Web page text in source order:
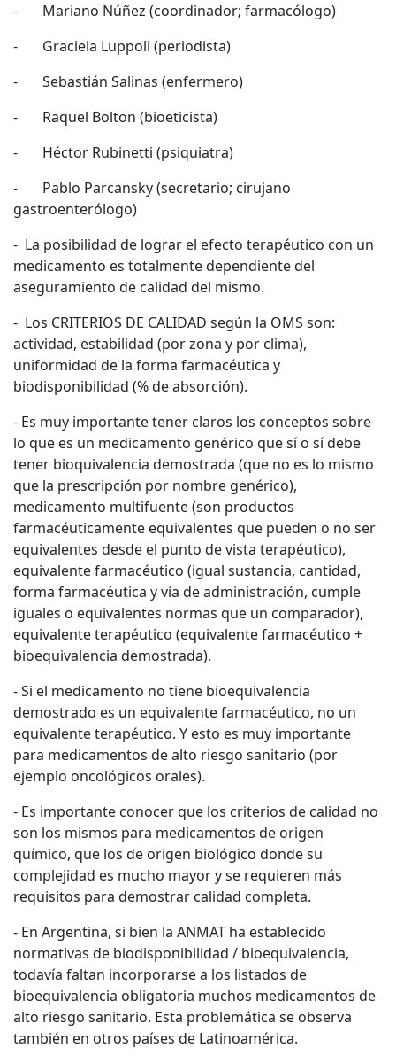
- Mariano Núñez (coordinador; farmacólogo)
- Graciela Luppoli (periodista)
- Sebastián Salinas (enfermero)
- Raquel Bolton (bioeticista)
- Héctor Rubinetti (psiquiatra)
- Pablo Parcansky (secretario; cirujano
gastroenterólogo)
- La posibilidad de lograr el efecto terapéutico con un
medicamento es totalmente dependiente del
aseguramiento de calidad del mismo.
- Los CRITERIOS DE CALIDAD según la OMS son:
actividad, estabilidad (por zona y por clima),
uniformidad de la forma farmacéutica y
biodisponibilidad (% de absorción).
- Es muy importante tener claros los conceptos sobre
lo que es un medicamento genérico que sí o sí debe
tener bioquivalencia demostrada (que no es lo mismo
que la prescripción por nombre genérico),
medicamento multifuente (son productos
farmacéuticamente equivalentes que pueden o no ser
equivalentes desde el punto de vista terapéutico),
equivalente farmacéutico (igual sustancia, cantidad,
forma farmacéutica y vía de administración, cumple
iguales o equivalentes normas que un comparador),
equivalente terapéutico (equivalente farmacéutico +
bioequivalencia demostrada).
- Si el medicamento no tiene bioequivalencia
demostrado es un equivalente farmacéutico, no un
equivalente terapéutico. Y esto es muy importante
para medicamentos de alto riesgo sanitario (por
ejemplo oncológicos orales).
- Es importante conocer que los criterios de calidad no
son los mismos para medicamentos de origen
químico, que los de origen biológico donde su
complejidad es mucho mayor y se requieren más
requisitos para demostrar calidad completa.
- En Argentina, si bien la ANMAT ha establecido
normativas de biodisponibilidad / bioequivalencia,
todavía faltan incorporarse a los listados de
bioequivalencia obligatoria muchos medicamentos de
alto riesgo sanitario. Esta problemática se observa
también en otros países de Latinoamérica.